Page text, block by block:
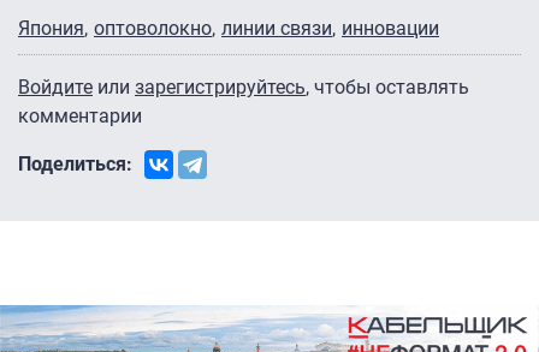
Япония оптоволокно линии связи инновации
Войдите или зарегистрируйтесь, чтобы оставлять
комментарии
Поделиться: